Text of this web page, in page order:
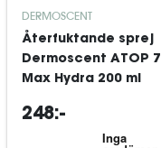
DERMOSCENT
Återfuktande sprej
Dermoscent ATOP 7
Max Hydra 200 ml
248:-